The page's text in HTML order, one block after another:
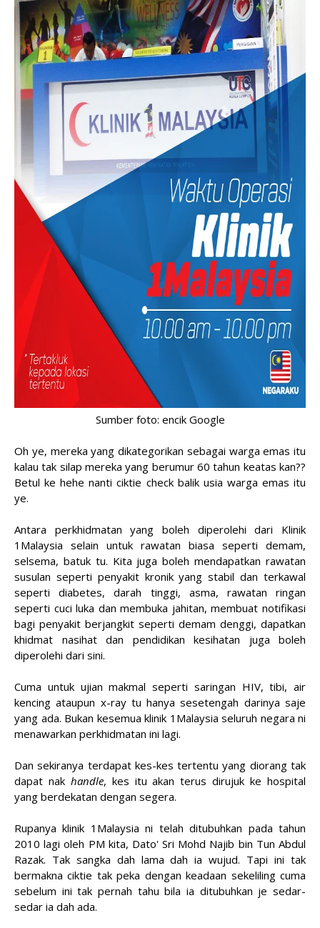
Sumber foto: encik Google
Oh ye, mereka yang dikategorikan sebagai warga emas itu
kalau tak silap mereka yang berumur 60 tahun keatas kan??
Betul ke hehe nanti ciktie check balik usia warga emas itu
ye.
Antara perkhidmatan yang boleh diperolehi dari Klinik
1Malaysia selain untuk rawatan biasa seperti demam,
selsema, batuk tu. Kita juga boleh mendapatkan rawatan
susulan seperti penyakit kronik yang stabil dan terkawal
seperti diabetes, darah tinggi, asma, rawatan ringan
seperti cuci luka dan membuka jahitan, membuat notifikasi
bagi penyakit berjangkit seperti demam denggi, dapatkan
khidmat nasihat dan pendidikan kesihatan juga boleh
diperolehi dari sini.
Cuma untuk ujian makmal seperti saringan HIV, tibi, air
kencing ataupun x-ray tu hanya sesetengah darinya saje
yang ada. Bukan kesemua klinik 1Malaysia seluruh negara ni
menawarkan perkhidmatan ini lagi.
Dan sekiranya terdapat kes-kes tertentu yang diorang tak
dapat nak handle, kes itu akan terus dirujuk ke hospital
yang berdekatan dengan segera.
Rupanya klinik 1Malaysia ni telah ditubuhkan pada tahun
2010 lagi oleh PM kita, Dato' Sri Mohd Najib bin Tun Abdul
Razak. Tak sangka dah lama dah ia wujud. Tapi ini tak
bermakna ciktie tak peka dengan keadaan sekeliling cuma
sebelum ini tak pernah tahu bila ia ditubuhkan je sedar-
sedar ia dah ada.